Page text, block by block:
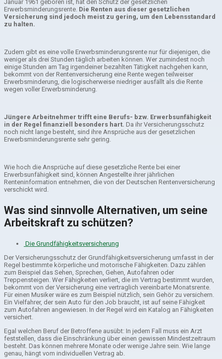
Januar 1961 geboren ist, hat den Schutz der gesetzlichen
Erwerbsminderungsrente. Die Renten aus dieser gesetzlichen
Versicherung sind jedoch meist zu gering, um den Lebensstandard
zu halten.
Zudem gibt es eine volle Erwerbsminderungsrente nur für diejenigen, die
weniger als drei Stunden täglich arbeiten können. Wer zumindest noch
einige Stunden am Tag irgendeiner bezahlten Tätigkeit nachgehen kann,
bekommt von der Rentenversicherung eine Rente wegen teilweiser
Erwerbsminderung, die logischerweise niedriger ausfällt als die Rente
wegen voller Erwerbsminderung.
Jüngere Arbeitnehmer trifft eine Berufs- bzw. Erwerbsunfähigkeit
in der Regel finanziell besonders hart. Da ihr Versicherungsschutz
noch nicht lange besteht, sind ihre Ansprüche aus der gesetzlichen
Erwerbsminderungsrente sehr gering.
Wie hoch die Ansprüche auf diese gesetzliche Rente bei einer
Erwerbsunfähigkeit sind, können Angestellte ihrer jährlichen
Renteninformation entnehmen, die von der Deutschen Rentenversicherung
verschickt wird.
Was sind sinnvolle Alternativen, um seine
Arbeitskraft zu schützen?
Die Grundfähigkeitsversicherung
Der Versicherungsschutz der Grundfähigkeitsversicherung umfasst in der
Regel bestimmte körperliche und motorische Fähigkeiten. Dazu zählen
zum Beispiel das Sehen, Sprechen, Gehen, Autofahren oder
Treppensteigen. Wer Fähigkeiten verliert, die im Vertrag bestimmt wurden,
bekommt von der Versicherung eine vertraglich vereinbarte Monatsrente.
Für einen Musiker wäre es zum Beispiel nützlich, sein Gehör zu versichern.
Ein Vielfahrer, der sein Auto für den Job braucht, ist auf seine Fähigkeit
zum Autofahren angewiesen. In der Regel wird ein Katalog an Fähigkeiten
versichert.
Egal welchen Beruf der Betroffene ausübt: In jedem Fall muss ein Arzt
feststellen, dass die Einschränkung über einen gewissen Mindestzeitraum
besteht. Das können mehrere Monate oder wenige Jahre sein. Wie lange
genau, hängt vom individuellen Vertrag ab.